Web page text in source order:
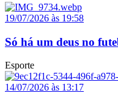
19/07/2026 às 19:58
Só há um deus no
Esporte
14/07/2026 às 13:17